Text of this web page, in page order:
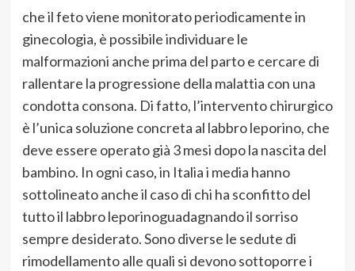
che ilfetoviene monitorato periodicamente in
ginecologia, è possibile individuare le
malformazioni anche prima del parto e cercare di
rallentare la progressione della malattia con una
condotta consona. Di fatto, l’intervento chirurgico
è l’unica soluzione concreta al labbro leporino, che
deve essere operato già 3 mesi dopo la nascita del
bambino. In ogni caso,in Italia i media hanno
sottolineato ancheil caso di chi ha sconfitto del
tutto il labbro leporinoguadagnando il sorriso
sempre desiderato.Sono diverse le sedute di
rimodellamentoalle quali si devono sottoporre i